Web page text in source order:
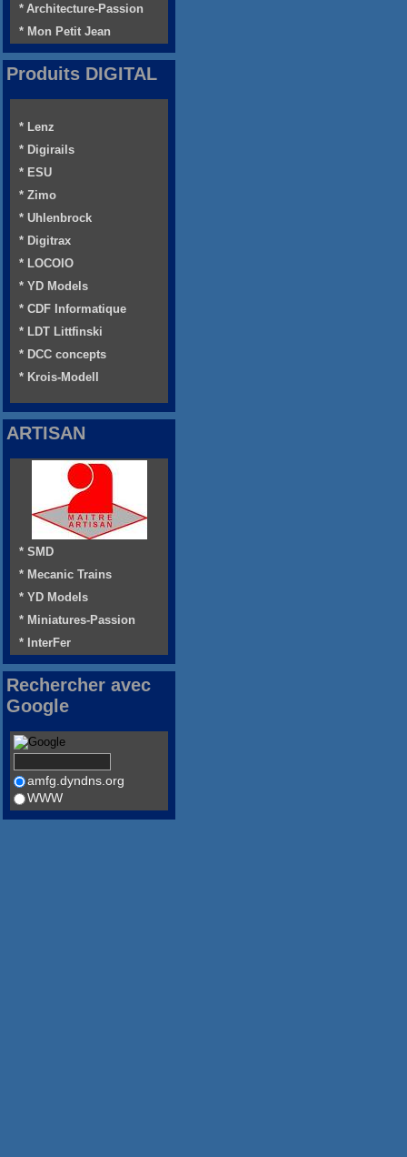
* Architecture-Passion
* Mon Petit Jean
Produits DIGITAL
* Lenz
* Digirails
* ESU
* Zimo
* Uhlenbrock
* Digitrax
* LOCOIO
* YD Models
* CDF Informatique
* LDT Littfinski
* DCC concepts
* Krois-Modell
ARTISAN
* SMD
* Mecanic Trains
* YD Models
* Miniatures-Passion
* InterFer
Rechercher avec
Google
amfg.dyndns.org
WWW